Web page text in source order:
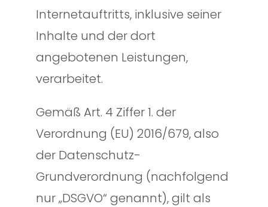
Internetauftritts, inklusive seiner
Inhalte und der dort
angebotenen Leistungen,
verarbeitet.
Gemäß Art. 4 Ziffer 1. der
Verordnung (EU) 2016/679, also
der Datenschutz-
Grundverordnung (nachfolgend
nur „DSGVO“ genannt), gilt als